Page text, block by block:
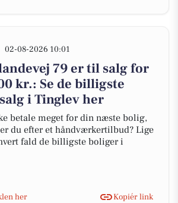
02-08-2026 10:01
79 er til salg for
kr.: Se de billigste
i Tinglev her
betale meget for din næste bolig,
du efter et håndværkertilbud? Lige
fald de billigste boliger i
her
Kopiér link